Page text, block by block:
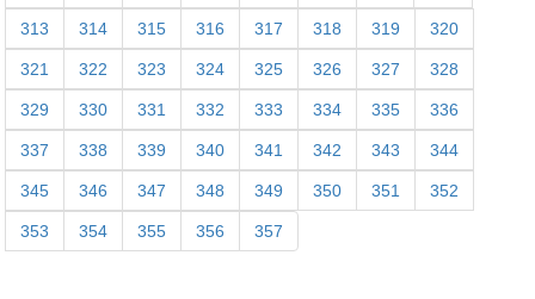
313 314 315 316 317 318 319 320
321 322 323 324 325 326 327 328
329 330 331 332 333 334 335 336
337 338 339 340 341 342 343 344
345 346 347 348 349 350 351 352
353 354 355 356 357